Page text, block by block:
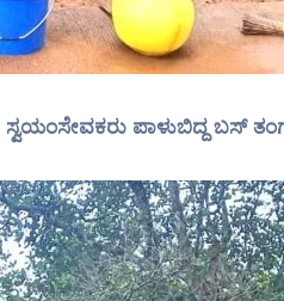
ಪಾಳುಬಿದ್ದ ಬಸ್